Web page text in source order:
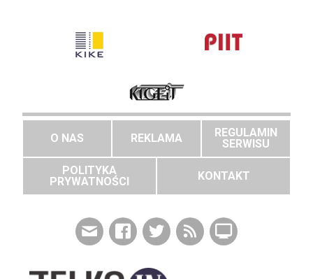
O NAS REKLAMA
REGULAMIN
SERWISU
POLITYKA
PRYWATNOŚCI
KONTAKT